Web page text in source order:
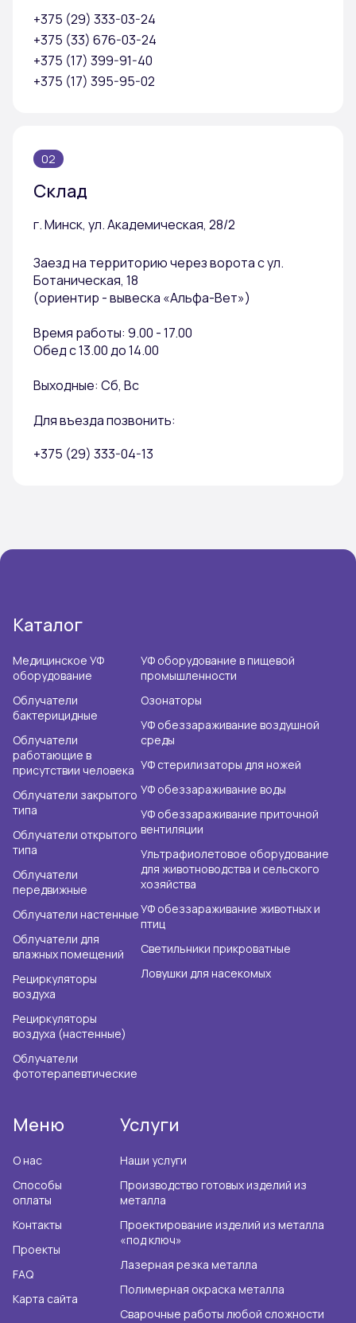
+375 (29) 333-03-24
+375 (33) 676-03-24
+375 (17) 399-91-40
+375 (17) 395-95-02
02
Склад
г. Минск, ул. Академическая, 28/2
Заезд на территорию через ворота с ул.
Ботаническая, 18
(ориентир - вывеска «Альфа-Вет»)
Время работы: 9.00 - 17.00
Обед с 13.00 до 14.00
Выходные: Сб, Вс
Для въезда позвонить:
+375 (29) 333-04-13
Каталог
Медицинское УФ
оборудование
Облучатели
бактерицидные
Облучатели
работающие в
присутствии человека
Облучатели закрытого
типа
Облучатели открытого
типа
Облучатели
передвижные
Облучатели настенные
Облучатели для
влажных помещений
Рециркуляторы
воздуха
Рециркуляторы
воздуха (настенные)
Облучатели
фототерапевтические
УФ оборудование в пищевой
промышленности
Озонаторы
УФ обеззараживание воздушной
среды
УФ стерилизаторы для ножей
УФ обеззараживание воды
УФ обеззараживание приточной
вентиляции
Ультрафиолетовое оборудование
для животноводства и сельского
хозяйства
УФ обеззараживание животных и
птиц
Светильники прикроватные
Ловушки для насекомых
Меню
О нас
Способы
оплаты
Контакты
Проекты
FAQ
Карта сайта
Услуги
Наши услуги
Производство готовых изделий из
металла
Проектирование изделий из металла
«под ключ»
Лазерная резка металла
Полимерная окраска металла
Сварочные работы любой сложности